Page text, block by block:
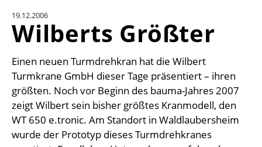
EINHEITENKONVERTER
KONTAKT
19.12.2006
Wilberts Größter
Einen neuen Turmdrehkran hat die Wilbert
Turmkrane GmbH dieser Tage präsentiert – ihren
größten. Noch vor Beginn des bauma-Jahres 2007
zeigt Wilbert sein bisher größtes Kranmodell, den
WT 650 e.tronic. Am Standort in Waldlaubersheim
wurde der Prototyp dieses Turmdrehkranes